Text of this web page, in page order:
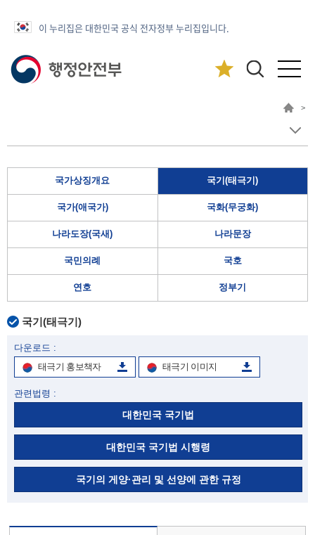
이 누리집은 대한민국 공식 전자정부 누리집입니다.
>
국가상징개요 국기(태극기)
국가(애국가) 국화(무궁화)
나라도장(국새) 나라문장
국민의례 국호
연호 정부기
국기(태극기)
다운로드 :
태극기 홍보책자
태극기 이미지
관련법령 :
대한민국 국기법
대한민국 국기법 시행령
국기의 게양·관리 및 선양에 관한 규정